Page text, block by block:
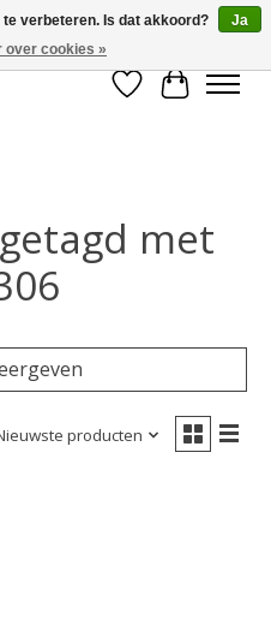
Verlanglijst
met
producten
verbeteren. Is dat akkoord?
Ja
over cookies »